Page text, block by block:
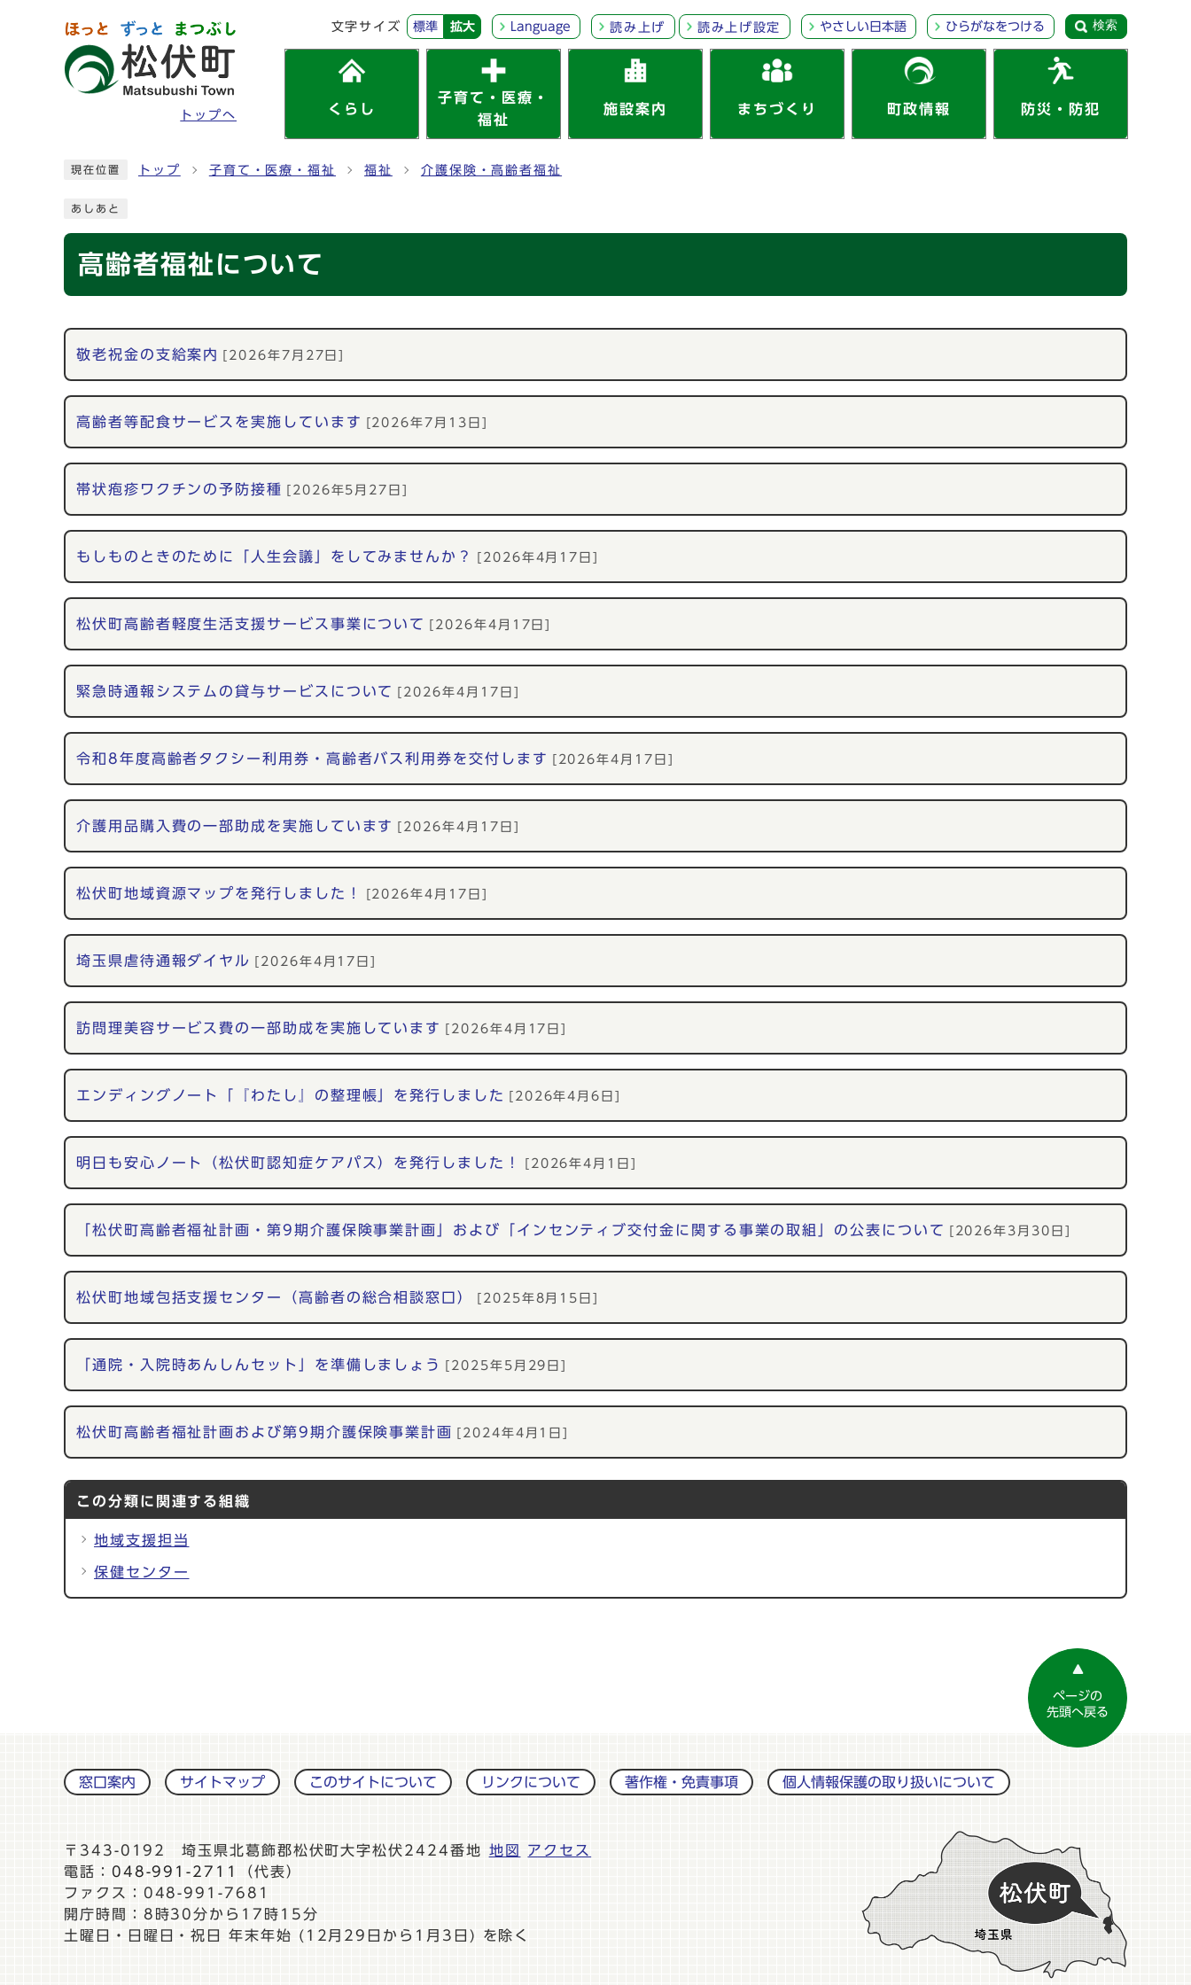
トップへ
文字サイズ 標準 拡大 Language 読み上げ 読み上げ設定 やさしい日本語 ひらがなをつける 検索
くらし
子育て・医療・
福祉
施設案内 まちづくり 町政情報 防災・防犯
現在位置 トップ 子育て・医療・福祉 福祉 介護保険・高齢者福祉
あしあと
高齢者福祉について
メインメニュー
敬老祝金の支給案内 [2026年7月27日]
高齢者等配食サービスを実施しています [2026年7月13日]
帯状疱疹ワクチンの予防接種 [2026年5月27日]
もしものときのために「人生会議」をしてみませんか？ [2026年4月17日]
松伏町高齢者軽度生活支援サービス事業について [2026年4月17日]
緊急時通報システムの貸与サービスについて [2026年4月17日]
令和8年度高齢者タクシー利用券・高齢者バス利用券を交付します [2026年4月17日]
介護用品購入費の一部助成を実施しています [2026年4月17日]
松伏町地域資源マップを発行しました！ [2026年4月17日]
埼玉県虐待通報ダイヤル [2026年4月17日]
訪問理美容サービス費の一部助成を実施しています [2026年4月17日]
エンディングノート「『わたし』の整理帳」を発行しました [2026年4月6日]
明日も安心ノート（松伏町認知症ケアパス）を発行しました！ [2026年4月1日]
「松伏町高齢者福祉計画・第9期介護保険事業計画」および「インセンティブ交付金に関する事業の取組」の公表について [2026年3月30日]
松伏町地域包括支援センター（高齢者の総合相談窓口） [2025年8月15日]
「通院・入院時あんしんセット」を準備しましょう [2025年5月29日]
松伏町高齢者福祉計画および第9期介護保険事業計画 [2024年4月1日]
この分類に関連する組織
地域支援担当
保健センター
ページの
先頭へ戻る
窓口案内 サイトマップ このサイトについて リンクについて 著作権・免責事項 個人情報保護の取り扱いについて
〒343-0192 埼玉県北葛飾郡松伏町大字松伏2424番地 地図
アクセス
電話： 048-991-2711
（代表）
ファクス：048-991-7681
開庁時間：8時30分から17時15分
土曜日・日曜日・祝日 年末年始 (12月29日から1月3日) を除く